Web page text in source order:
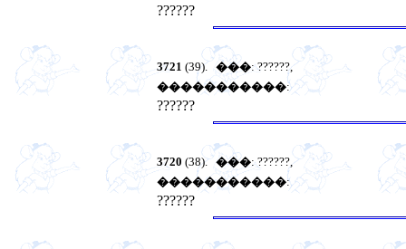
??????
3721 (39).���: ??????,
�����������:
??????
3720 (38). ���: ??????,
�����������:
??????